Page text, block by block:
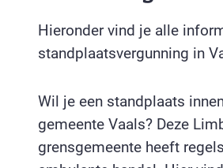
Hieronder vind je alle
standplaatsvergunning in
Wil je een standplaats
gemeente Vaals? Deze
grensgemeente heeft